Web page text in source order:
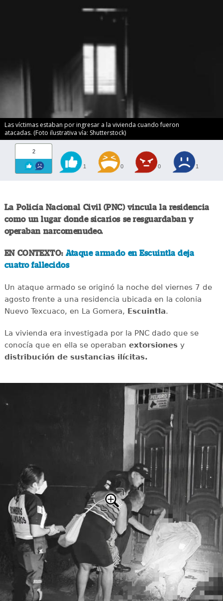
Las víctimas estaban por ingresar a la vivienda cuando fueron
atacadas. (Foto ilustrativa vía: Shutterstock)
2
1 0 0 1
La Policía Nacional Civil (PNC) vincula la residencia
como un lugar donde sicarios se resguardaban y
operaban narcomenudeo.
EN CONTEXTO: Ataque armado en Escuintla deja
cuatro fallecidos
Un ataque armado se originó la noche del viernes 7 de
agosto frente a una residencia ubicada en la colonia
Nuevo Texcuaco, en La Gomera, Escuintla.
La vivienda era investigada por la PNC dado que se
conocía que en ella se operaban extorsionesy
distribución de sustancias ilícitas.